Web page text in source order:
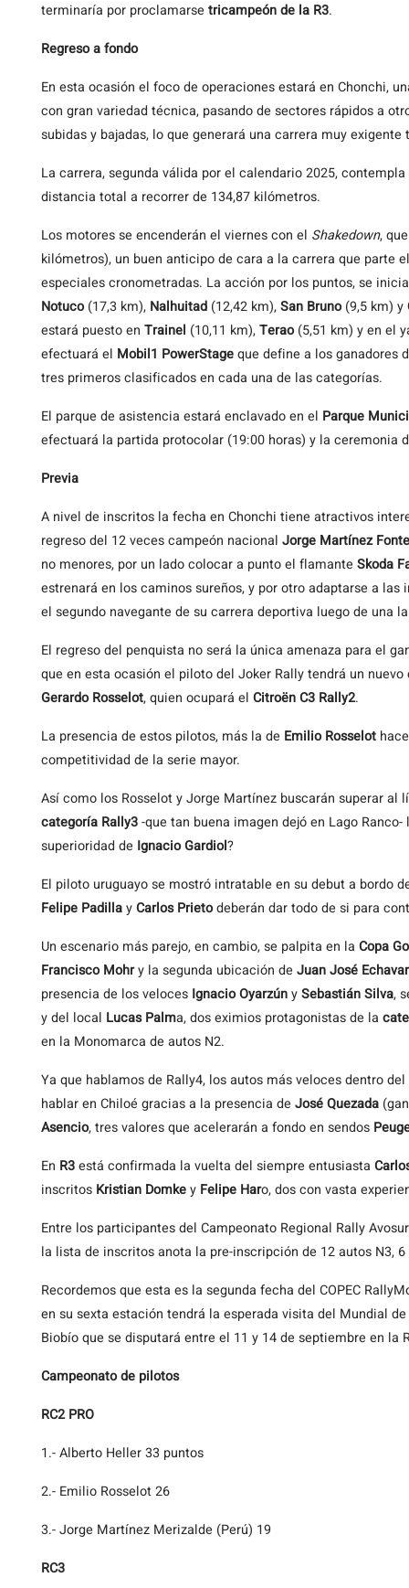
terminaría por proclamarse tricampeón de la R3.
Regreso a fondo
En esta ocasión el foco de operaciones estará en Chonchi,
con gran variedad técnica, pasando de sectores rápidos a
subidas y bajadas, lo que generará una carrera muy
La carrera, segunda válida por el calendario 2025,
distancia total a recorrer de 134,87 kilómetros.
Los motores se encenderán el viernes con el Shakedown,
kilómetros), un buen anticipo de cara a la carrera que parte
especiales cronometradas. La acción por los puntos, se
Notuco(17,3 km), Nalhuitad (12,42 km),San Bruno(9,5 km) y
estará puesto en Trainel (10,11 km),Terao(5,51 km) y en el
efectuará el Mobil1 PowerStageque define a los ganadores
tres primeros clasificados en cada una de las categorías.
El parque de asistencia estará enclavado en el Parque
efectuará la partida protocolar (19:00 horas) y la ceremonia
Previa
A nivel de inscritos la fecha en Chonchi tiene atractivos
regreso del 12 veces campeón nacional Jorge Martínez
no menores, por un lado colocar a punto el flamante Skoda
estrenará en los caminos sureños, y por otro adaptarse a
el segundo navegante de su carrera deportiva luego de una
El regreso del penquista no será la única amenaza para el
que en esta ocasión el piloto del Joker Rally tendrá un
Gerardo Rosselot, quien ocupará el Citroën C3 Rally2.
La presencia de estos pilotos, más la de Emilio Rosselot
competitividad de la serie mayor.
Así como los Rosselot y Jorge Martínez buscarán superar
categoría Rally3-que tan buena imagen dejó en Lago
superioridad de Ignacio Gardiol?
El piloto uruguayo se mostró intratable en su debut a bordo
Felipe PadillayCarlos Prietodeberán dar todo de si para
Un escenario más parejo, en cambio, se palpita en la Copa
Francisco Mohry la segunda ubicación de Juan José
presencia de los veloces Ignacio OyarzúnySebastián Silva,
y del local Lucas Palma, dos eximios protagonistas de la
en la Monomarca de autos N2.
Ya que hablamos de Rally4, los autos más veloces dentro
hablar en Chiloé gracias a la presencia de José Quezada
Asencio, tres valores que acelerarán a fondo en sendos
En R3está confirmada la vuelta del siempre entusiasta
inscritos Kristian Domkey Felipe Haro, dos con vasta
Entre los participantes del Campeonato Regional Rally
la lista de inscritos anota la pre-inscripción de 12 autos N3,
Recordemos que esta es la segunda fecha del COPEC
en su sexta estación tendrá la esperada visita del Mundial
Biobío que se disputará entre el 11 y 14 de septiembre en la
Campeonato de pilotos
RC2 PRO
1.- Alberto Heller 33 puntos
2.- Emilio Rosselot 26
3.- Jorge Martínez Merizalde (Perú) 19
RC3